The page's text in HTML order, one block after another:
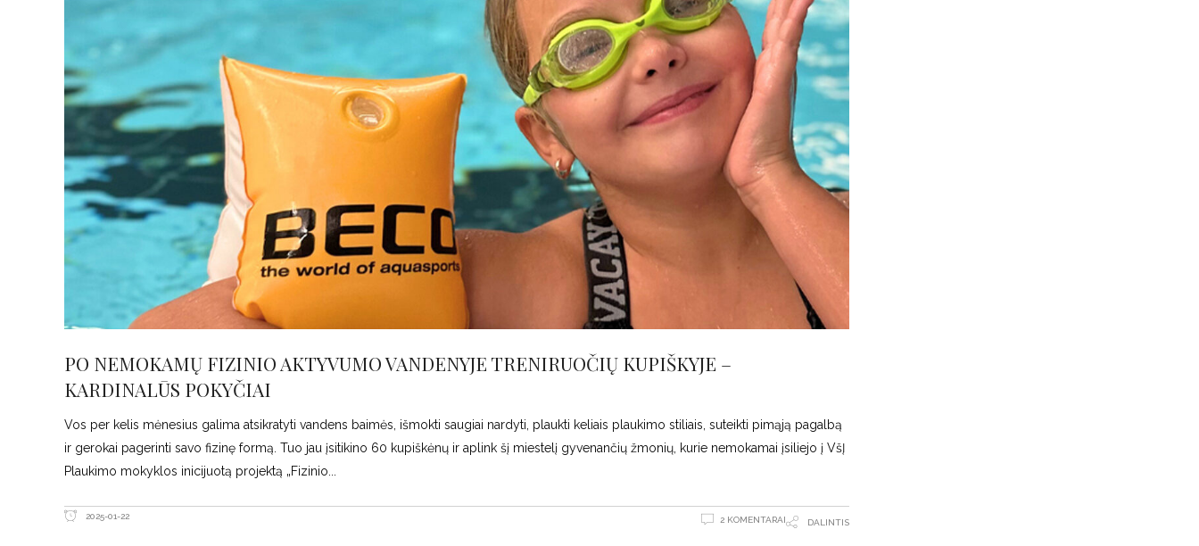
PO NEMOKAMŲ FIZINIO AKTYVUMO VANDENYJE TRENIRUOČIŲ KUPIŠKYJE –
KARDINALŪS POKYČIAI
Vos per kelis mėnesius galima atsikratyti vandens baimės, išmokti saugiai nardyti, plaukti keliais plaukimo stiliais, suteikti pimąją pagalbą
ir gerokai pagerinti savo fizinę formą. Tuo jau įsitikino 60 kupiškėnų ir aplink šį miestelį gyvenančių žmonių, kurie nemokamai įsiliejo į VšĮ
Plaukimo mokyklos inicijuotą projektą „Fizinio
2025-01-22 2 KOMENTARAI DALINTIS